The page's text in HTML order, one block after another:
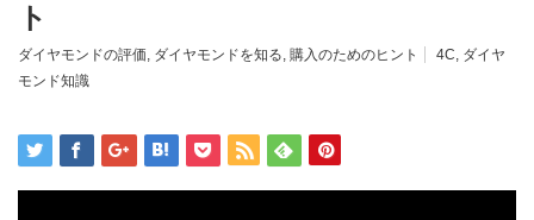
ト
ダイヤモンドの評価, ダイヤモンドを知る, 購入のためのヒント 4C, ダイヤ
モンド知識